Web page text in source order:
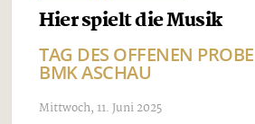
Hier spielt die Musik
TAG DES OFFENEN
BMK ASCHAU
Mittwoch, 11. Juni 2025